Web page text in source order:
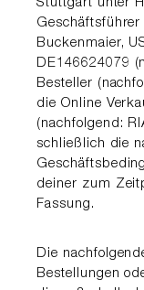
Stuttgart unter
Buckenmaier,
DE146624079
Besteller
die Online
(nachfolgend:
schließlich die
deiner zum
Fassung.
Die
Bestellungen